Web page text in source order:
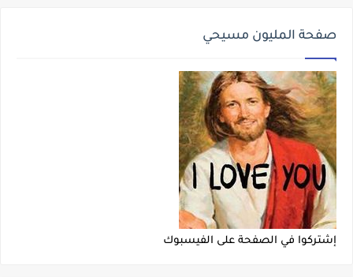
صفحة المليون مسيحي
إشتركوا في الصفحة على الفيسبوك